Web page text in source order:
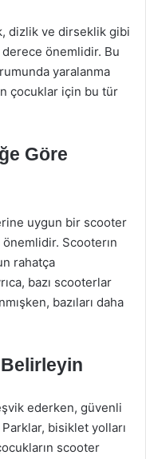
dizlik ve dirseklik gibi
önemlidir. Bu
yaralanma
çocuklar için bu tür
Göre
uygun bir scooter
önemlidir. Scooterın
rahatça
bazı scooterlar
bazıları daha
ederken, güvenli
bisiklet yolları
scooter